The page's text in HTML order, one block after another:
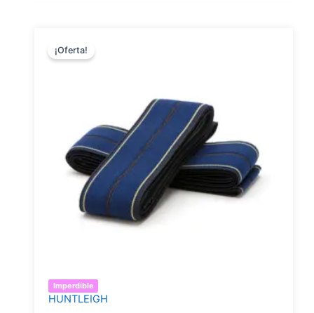
Imperdible
HUNTLEIGH
¡Oferta!